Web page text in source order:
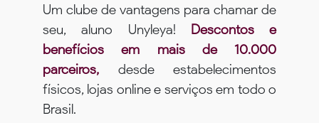
Um clube de vantagens para chamar de
seu, aluno Unyleya! Descontos e
benefícios em mais de 10.000
parceiros, desde estabelecimentos
físicos, lojas online e serviços em todo o
Brasil.